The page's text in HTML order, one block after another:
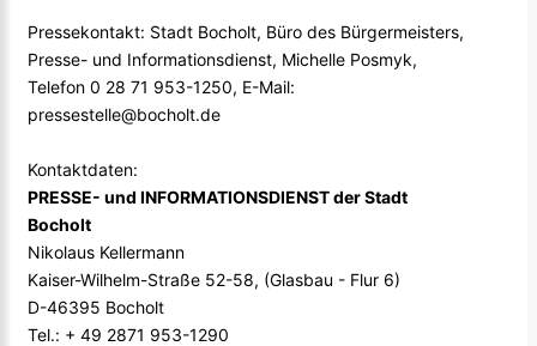
Pressekontakt: Stadt Bocholt, Büro des Bürgermeisters,
Presse- und Informationsdienst, Michelle Posmyk,
Telefon 0 28 71 953-1250, E-Mail:
pressestelle@bocholt.de
Kontaktdaten:
PRESSE- und INFORMATIONSDIENST der Stadt
Bocholt
Nikolaus Kellermann
Kaiser-Wilhelm-Straße 52-58, (Glasbau - Flur 6)
D-46395 Bocholt
Tel.: + 49 2871 953-1290